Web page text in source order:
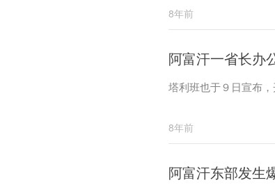
8年前
阿富汗一省长办
塔利班也于９日宣布，
8年前
阿富汗东部发生